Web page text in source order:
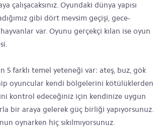
çalışacaksınız. Oyundaki dünya yapısı
gibi dört mevsim geçişi, gece-
var. Oyunu gerçekçi kılan ise oyun
5 farklı temel yeteneği var: ateş, buz, gök
oyuncular kendi bölgelerini kötülüklerden
kontrol edeceğiniz için kendinize uygun
bir araya gelerek güç birliği yapıyorsunuz.
oynarken hiç sıkılmıyorsunuz.